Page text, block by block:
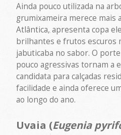
Ainda pouco utilizada na
grumixameira merece mais
Atlântica, apresenta copa
brilhantes e frutos escuros
jabuticaba no sabor. O
pouco agressivas tornam a
candidata para calçadas
facilidade e ainda oferece
ao longo do ano.
Uvaia (Eugenia